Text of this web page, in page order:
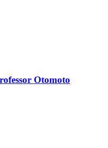
Otomoto